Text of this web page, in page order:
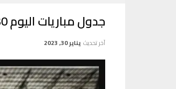
جدول مباريات اليوم 30 يناير 2023 وبث مباشر كورة لايف
آخر تحديث يناير 30, 2023